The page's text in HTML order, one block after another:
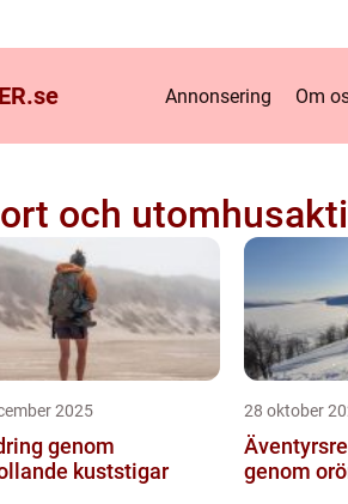
se Annonsering Om
och
2025
genom
kuststigar
28 oktober
genom